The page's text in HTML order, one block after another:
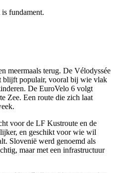
fundament.
meermaals terug. De Vélodyssée
blijft populair, vooral bij wie vlak
De EuroVelo 6 volgt
Zee. Een route die zich laat
voor de LF Kustroute en de
en geschikt voor wie wil
Slovenië werd genoemd als
maar met een infrastructuur